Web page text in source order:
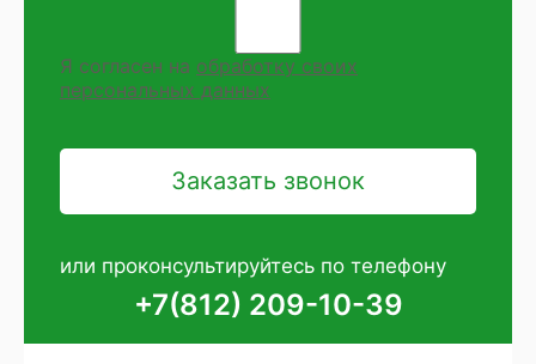
Я согласен на обработку своих
персональных данных
или проконсультируйтесь по телефону
+7(812) 209-10-39